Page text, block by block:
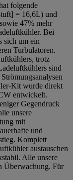
folgende
= 16,6L) und
47% mehr
Bei
sich um ein
Turbulatoren.
trotz
sind
Kit wurde direkt
entwickelt.
Gegendruck
unsere
mit
und
Komplett
austauschen
Alle unsere
Überwachung. Für